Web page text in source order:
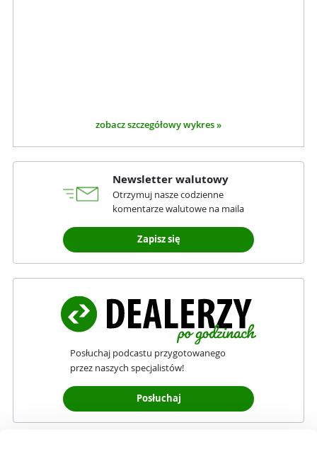
zobacz szczegółowy wykres »
Newsletter walutowy
Otrzymuj nasze codzienne
komentarze walutowe na maila
Zapisz się
Posłuchaj podcastu przygotowanego
przez naszych specjalistów!
Posłuchaj